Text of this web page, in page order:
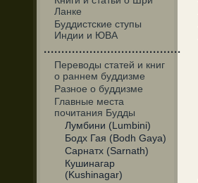
Ланке
Буддистские ступы
Индии и ЮВА
·······································
Переводы статей и книг
о раннем буддизме
Разное о буддизме
Главные места
почитания Будды
Лумбини (Lumbini)
Бодх Гая (Bodh Gaya)
Сарнатх (Sarnath)
Кушинагар
(Kushinagar)